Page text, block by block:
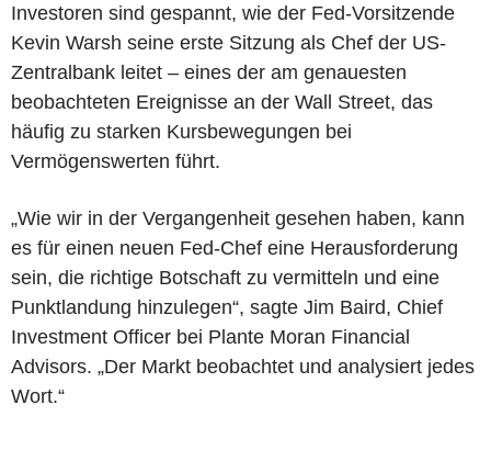
Investoren sind gespannt, wie der Fed-Vorsitzende
Kevin Warsh seine erste Sitzung als Chef der US-
Zentralbank leitet – eines der am genauesten
beobachteten Ereignisse an der Wall Street, das
häufig zu starken Kursbewegungen bei
Vermögenswerten führt.
„Wie wir in der Vergangenheit gesehen haben, kann
es für einen neuen Fed-Chef eine Herausforderung
sein, die richtige Botschaft zu vermitteln und eine
Punktlandung hinzulegen“, sagte Jim Baird, Chief
Investment Officer bei Plante Moran Financial
Advisors. „Der Markt beobachtet und analysiert jedes
Wort.“